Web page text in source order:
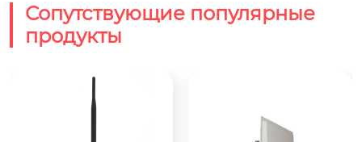
Сопутствующие популярные
продукты